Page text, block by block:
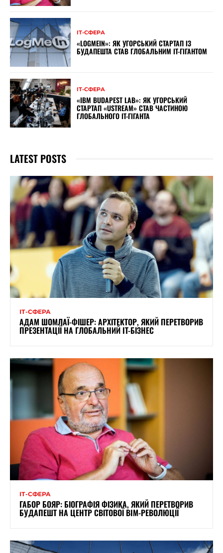
ІТ-СФЕРА
«LOGMEIN»: ЯК УГОРСЬКИЙ СТАРТАП ІЗ
БУДАПЕШТА СТАВ ГЛОБАЛЬНИМ IT-ГІГАНТОМ
ІТ-СФЕРА
«IBM BUDAPEST LAB»: ЯК УГОРСЬКИЙ
СТАРТАП «USTREAM» СТАВ ЧАСТИНОЮ
ГЛОБАЛЬНОГО IT-ГІГАНТА
LATEST POSTS
ІТ-СФЕРА
АДАМ ШОМЛАЇ-ФІШЕР: АРХІТЕКТОР, ЯКИЙ ПЕРЕТВОРИВ
ПРЕЗЕНТАЦІЇ НА ГЛОБАЛЬНИЙ IT-БІЗНЕС
ІТ-СФЕРА
ГАБОР БОЯР: БІОГРАФІЯ ФІЗИКА, ЯКИЙ ПЕРЕТВОРИВ
БУДАПЕШТ НА ЦЕНТР СВІТОВОЇ BIM-РЕВОЛЮЦІЇ